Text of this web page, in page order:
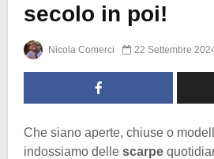
secolo in poi!
Nicola Comerci 22 Settembre
Che siano aperte, chiuse o
indossiamo delle scarpe